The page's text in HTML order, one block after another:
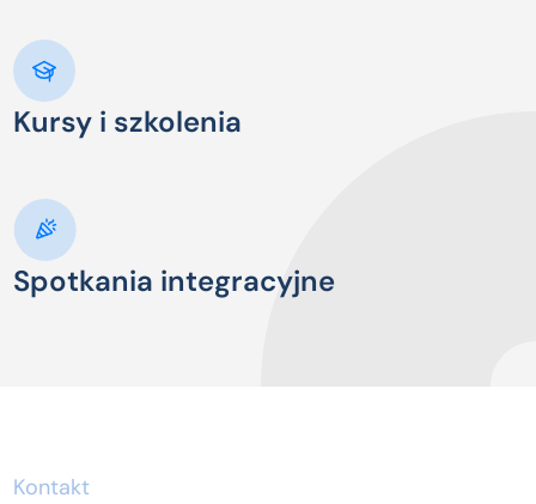
Kursy i szkolenia
Spotkania integracyjne
Kontakt